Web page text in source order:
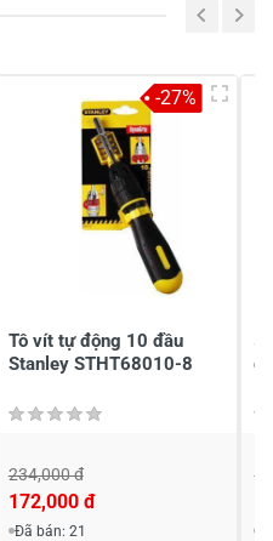
-
-
-
về sản phẩm
Tô vít tự động 10 đầu
Stanley STHT68010-8
234,000 đ
172,000 đ
Đã bán: 21
-27%